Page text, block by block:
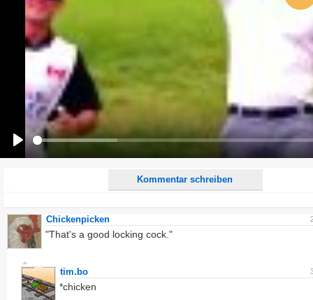
Kommentar schreiben
E-Mail-Adresse (optional):
Kommentar:
Alle HTML-Tags außer <br>, <strike> und <i> werden aus Deinem Kommentar entfernt.
URLs werden automatisch umgewandelt. Bitte verwende "www." oder "http://" in URLs
Ich möchte eine E-Mail, wenn zu meinem Kommentar Antworten erscheinen.
Ich möchte eine E-Mail, wenn auf dieser Seite weitere Kommentare erscheinen.
Chickenpicken
"That's a good locking cock."
tim.bo
*chicken